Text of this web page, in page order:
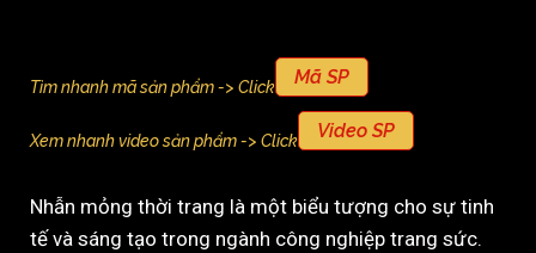
Tìm nhanh mã sản phẩm -> Click Mã SP
Xem nhanh video sản phẩm -> Click Video SP
Nhẫn mỏng thời trang là một biểu tượng cho sự tinh
tế và sáng tạo trong ngành công nghiệp trang sức.